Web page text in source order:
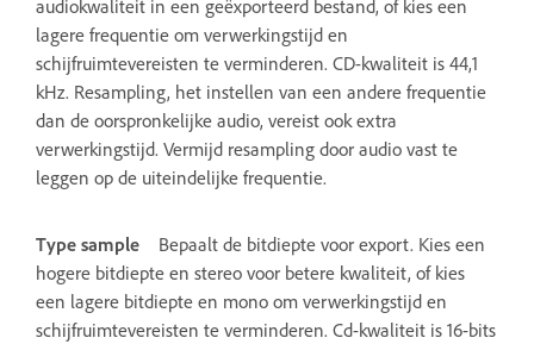
audiokwaliteit in een geëxporteerd bestand, of kies een
lagere frequentie om verwerkingstijd en
schijfruimtevereisten te verminderen. CD-kwaliteit is 44,1
kHz. Resampling, het instellen van een andere frequentie
dan de oorspronkelijke audio, vereist ook extra
verwerkingstijd. Vermijd resampling door audio vast te
leggen op de uiteindelijke frequentie.
Type sample
Bepaalt de bitdiepte voor export. Kies een
hogere bitdiepte en stereo voor betere kwaliteit, of kies
een lagere bitdiepte en mono om verwerkingstijd en
schijfruimtevereisten te verminderen. Cd-kwaliteit is 16-bits